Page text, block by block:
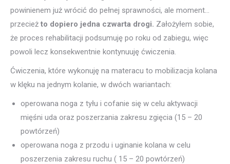
powinienem już wrócić do pełnej sprawności, ale moment…
przecież to dopiero jedna czwarta drogi. Założyłem sobie,
że proces rehabilitacji podsumuję po roku od zabiegu, więc
powoli lecz konsekwentnie kontynuuję ćwiczenia.
Ćwiczenia, które wykonuję na materacu to mobilizacja kolana
w klęku na jednym kolanie, w dwóch wariantach:
operowana noga z tyłu i cofanie się w celu aktywacji
mięśni uda oraz poszerzania zakresu zgięcia (15 – 20
powtórzeń)
operowana noga z przodu i uginanie kolana w celu
poszerzenia zakresu ruchu ( 15 – 20 powtórzeń)